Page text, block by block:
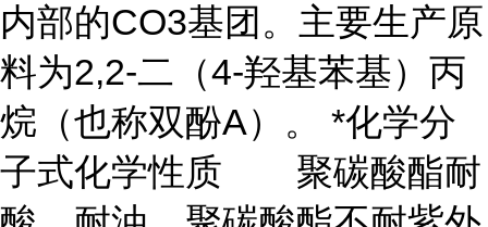
内部的CO3基团。主要生产原
料为2,2-二（4-羟基苯基）丙
烷（也称双酚A）。 *化学分
子式化学性质 聚碳酸酯耐